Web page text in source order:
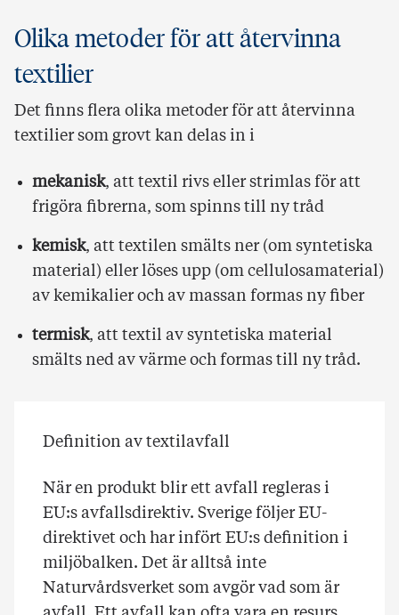
Olika metoder för att återvinna
textilier
Det finns flera olika metoder för att återvinna
textilier som grovt kan delas in i
mekanisk, att textil rivs eller strimlas för att
frigöra fibrerna, som spinns till ny tråd
kemisk, att textilen smälts ner (om syntetiska
material) eller löses upp (om cellulosamaterial)
av kemikalier och av massan formas ny fiber
termisk, att textil av syntetiska material
smälts ned av värme och formas till ny tråd.
Definition av textilavfall
När en produkt blir ett avfall regleras i
EU:s avfallsdirektiv. Sverige följer EU-
direktivet och har infört EU:s definition i
miljöbalken. Det är alltså inte
Naturvårdsverket som avgör vad som är